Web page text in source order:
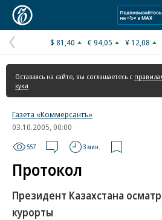
Предыдущая
страница
$ 81,40 € 94,05 ¥ 12,08
Оставаясь на сайте, вы соглашаетесь с
куки
Газета «Коммерсантъ»
03.10.2005, 00:00
557 3 мин.
Протокол
Президент Казахстана
курорты